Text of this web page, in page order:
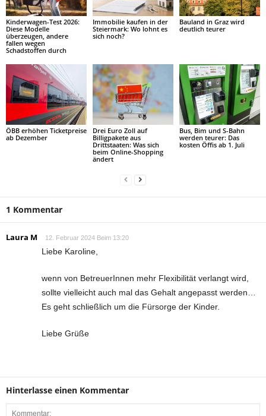
Kinderwagen-Test 2026:
Diese Modelle
überzeugen, andere
fallen wegen
Schadstoffen durch
Immobilie kaufen in der
Steiermark: Wo lohnt es
sich noch?
Bauland in Graz wird
deutlich teurer
ÖBB erhöhen Ticketpreise
ab Dezember
Drei Euro Zoll auf
Billigpakete aus
Drittstaaten: Was sich
beim Online-Shopping
ändert
Bus, Bim und S-Bahn
werden teurer: Das
kosten Öffis ab 1. Juli
1 Kommentar
Laura M 12. Februar 2024 Beim 13:20
Liebe Karoline,
wenn von BetreuerInnen mehr Flexibilität verlangt wird,
sollte vielleicht auch mal das Gehalt angepasst werden…
Es geht schließlich um die Fürsorge der Kinder.
Liebe Grüße
Hinterlasse einen Kommentar